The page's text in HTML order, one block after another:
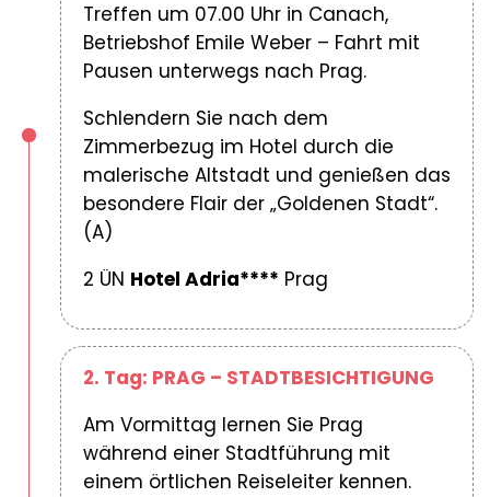
Treffen um 07.00 Uhr in Canach,
Betriebshof Emile Weber – Fahrt mit
Pausen unterwegs nach Prag.
Schlendern Sie nach dem
Zimmerbezug im Hotel durch die
malerische Altstadt und genießen das
besondere Flair der „Goldenen Stadt“.
(A)
2 ÜN Hotel Adria**** Prag
2. Tag: PRAG – STADTBESICHTIGUNG
Am Vormittag lernen Sie Prag
während einer Stadtführung mit
einem örtlichen Reiseleiter kennen.